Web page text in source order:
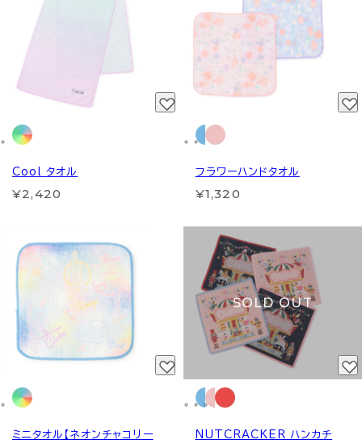
Cool タオル
¥2,420
フラワーハンドタオル
¥1,320
ミニタオル【ネオンチャコリー
SOLD OUT
NUTCRACKER ハンカチ